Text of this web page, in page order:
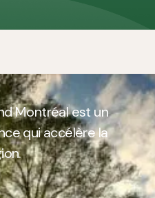
Montréal est un
qui accélère la